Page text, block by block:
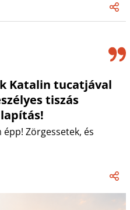
Katalin tucatjával
tiszás
Zörgessetek, és